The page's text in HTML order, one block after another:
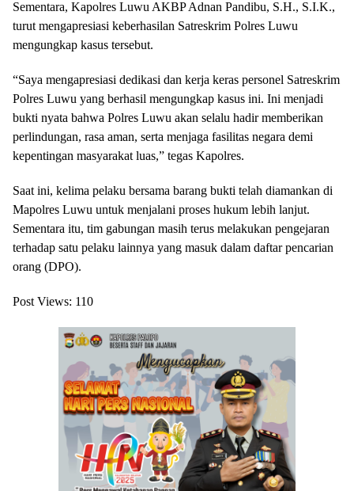
Sementara, Kapolres Luwu AKBP Adnan Pandibu, S.H., S.I.K.,
turut mengapresiasi keberhasilan Satreskrim Polres Luwu
mengungkap kasus tersebut.
“Saya mengapresiasi dedikasi dan kerja keras personel Satreskrim
Polres Luwu yang berhasil mengungkap kasus ini. Ini menjadi
bukti nyata bahwa Polres Luwu akan selalu hadir memberikan
perlindungan, rasa aman, serta menjaga fasilitas negara demi
kepentingan masyarakat luas,” tegas Kapolres.
Saat ini, kelima pelaku bersama barang bukti telah diamankan di
Mapolres Luwu untuk menjalani proses hukum lebih lanjut.
Sementara itu, tim gabungan masih terus melakukan pengejaran
terhadap satu pelaku lainnya yang masuk dalam daftar pencarian
orang (DPO).
Post Views: 110